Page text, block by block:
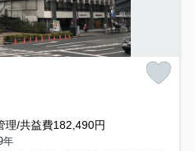
理/共益費182,490円
年